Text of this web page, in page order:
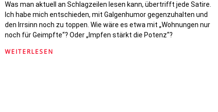
Was man aktuell an Schlagzeilen lesen kann, übertrifft jede Satire.
Ich habe mich entschieden, mit Galgenhumor gegenzuhalten und
den Irrsinn noch zu toppen. Wie wäre es etwa mit „Wohnungen nur
noch für Geimpfte“? Oder „Impfen stärkt die Potenz“?
WEITERLESEN